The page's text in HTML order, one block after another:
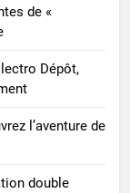
de «
Dépôt,
l’aventure de
double